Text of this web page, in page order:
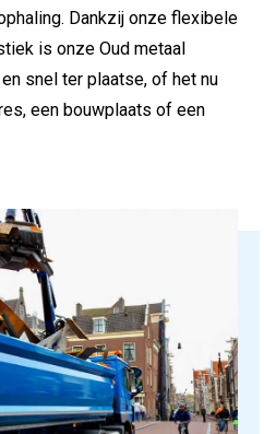
Dankzij onze flexibele
is onze Oud metaal
snel ter plaatse, of het nu
een bouwplaats of een